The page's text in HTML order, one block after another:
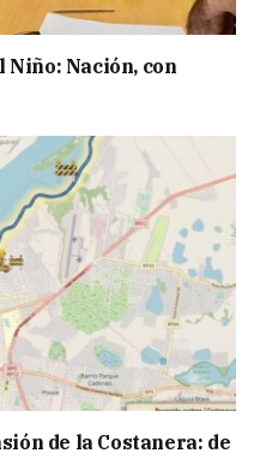
Niño: Nación, con
de la Costanera: de